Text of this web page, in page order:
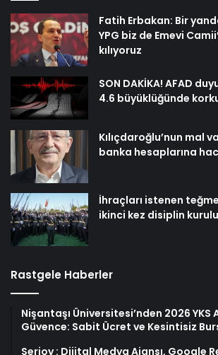
Fatih Erbakan: Bir
YPG biz de Emevi
kılıyoruz
SON DAKİKA! AFAD
4.6 büyüklüğünde
Kılıçdaroğlu’nun mal
banka hesaplarına
İhraçları istenen
ikinci kez disiplin
Rastgele Haberler
Nişantaşı Üniversitesi’nden 2026 YKS
Güvence: Sabit Ücret ve Kesintisiz
Serjoy : Dijital Medya Ajansı, Google